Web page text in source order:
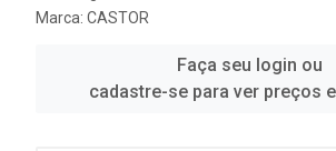
Marca: CASTOR
Faça seu login ou
cadastre-se para ver preços